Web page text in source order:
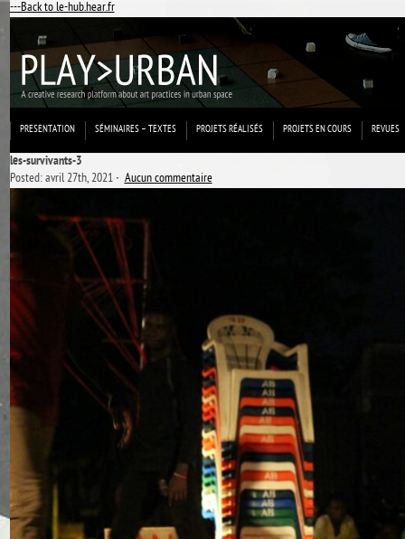
---Back to le-hub.hear.fr
PRESENTATION SÉMINAIRES – TEXTES PROJETS RÉALISÉS PROJETS EN COURS REVUES
les-survivants-3
Posted: avril 27th, 2021 ˑAucun commentaire